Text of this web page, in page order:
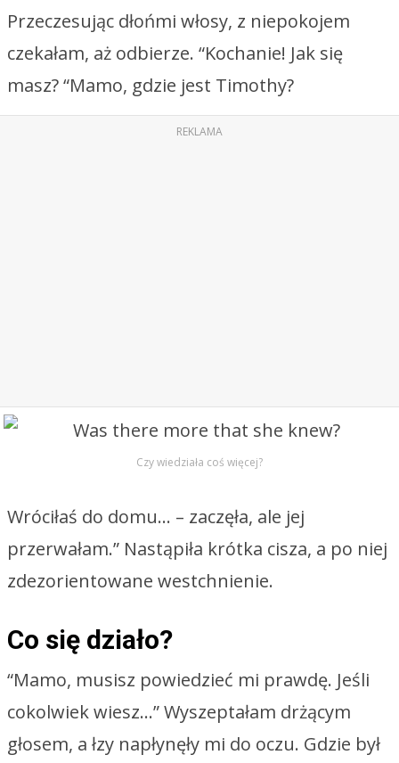
Przeczesując dłońmi włosy, z niepokojem
czekałam, aż odbierze. “Kochanie! Jak się
masz? “Mamo, gdzie jest Timothy?
REKLAMA
Czy wiedziała coś więcej?
Wróciłaś do domu… – zaczęła, ale jej
przerwałam.” Nastąpiła krótka cisza, a po niej
zdezorientowane westchnienie.
Co się działo?
“Mamo, musisz powiedzieć mi prawdę. Jeśli
cokolwiek wiesz…” Wyszeptałam drżącym
głosem, a łzy napłynęły mi do oczu. Gdzie był